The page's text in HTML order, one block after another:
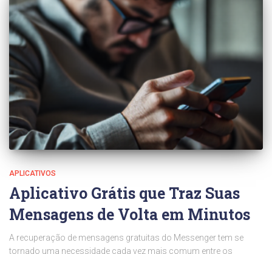
APLICATIVOS
Aplicativo Grátis que Traz Suas
Mensagens de Volta em Minutos
A recuperação de mensagens gratuitas do Messenger tem se
tornado uma necessidade cada vez mais comum entre os